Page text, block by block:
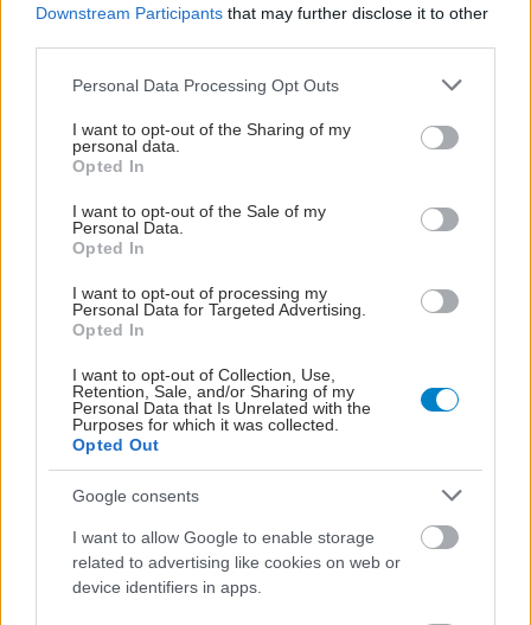
Downstream Participants that may further disclose it to other
Please note that this website/app uses one or more Google
not limited to your visit or usage behaviour. You may click to
grant or deny consent to Google and its third-party tags to
use your data for below specified purposes in below Google
consent section.
Personal Data Processing Opt Outs
I want to opt-out of the Sharing of my
personal data.
Opted In
I want to opt-out of the Sale of my
Personal Data.
Opted In
I want to opt-out of processing my
Personal Data for Targeted Advertising.
Opted In
I want to opt-out of Collection, Use,
Retention, Sale, and/or Sharing of my
Personal Data that Is Unrelated with the
Purposes for which it was collected.
Opted Out
Google consents
I want to allow Google to enable storage
related to advertising like cookies on web or
device identifiers in apps.